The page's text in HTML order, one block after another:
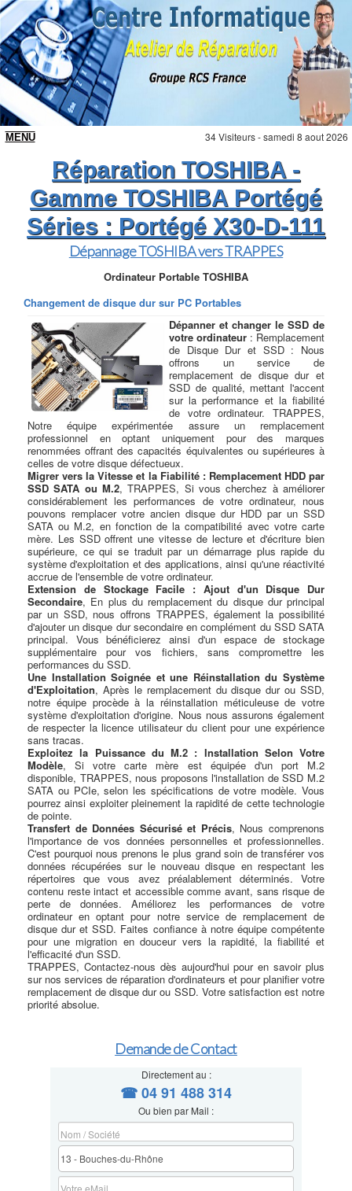
34 Visiteurs - samedi 8 aout 2026
Réparation TOSHIBA -
Gamme TOSHIBA Portégé
Séries : Portégé X30-D-111
Dépannage TOSHIBA vers TRAPPES
Ordinateur Portable TOSHIBA
Changement de disque dur sur PC Portables
Dépanner et changer le SSD de
votre ordinateur : Remplacement
de Disque Dur et SSD : Nous
offrons un service de
remplacement de disque dur et
SSD de qualité, mettant l'accent
sur la performance et la fiabilité
de votre ordinateur. TRAPPES,
Notre équipe expérimentée assure un remplacement
professionnel en optant uniquement pour des marques
renommées offrant des capacités équivalentes ou supérieures à
celles de votre disque défectueux.
Migrer vers la Vitesse et la Fiabilité : Remplacement HDD par
SSD SATA ou M.2, TRAPPES, Si vous cherchez à améliorer
considérablement les performances de votre ordinateur, nous
pouvons remplacer votre ancien disque dur HDD par un SSD
SATA ou M.2, en fonction de la compatibilité avec votre carte
mère. Les SSD offrent une vitesse de lecture et d'écriture bien
supérieure, ce qui se traduit par un démarrage plus rapide du
système d'exploitation et des applications, ainsi qu'une réactivité
accrue de l'ensemble de votre ordinateur.
Extension de Stockage Facile : Ajout d'un Disque Dur
Secondaire, En plus du remplacement du disque dur principal
par un SSD, nous offrons TRAPPES, également la possibilité
d'ajouter un disque dur secondaire en complément du SSD SATA
principal. Vous bénéficierez ainsi d'un espace de stockage
supplémentaire pour vos fichiers, sans compromettre les
performances du SSD.
Une Installation Soignée et une Réinstallation du Système
d'Exploitation, Après le remplacement du disque dur ou SSD,
notre équipe procède à la réinstallation méticuleuse de votre
système d'exploitation d'origine. Nous nous assurons également
de respecter la licence utilisateur du client pour une expérience
sans tracas.
Exploitez la Puissance du M.2 : Installation Selon Votre
Modèle, Si votre carte mère est équipée d'un port M.2
disponible, TRAPPES, nous proposons l'installation de SSD M.2
SATA ou PCIe, selon les spécifications de votre modèle. Vous
pourrez ainsi exploiter pleinement la rapidité de cette technologie
de pointe.
Transfert de Données Sécurisé et Précis, Nous comprenons
l'importance de vos données personnelles et professionnelles.
C'est pourquoi nous prenons le plus grand soin de transférer vos
données récupérées sur le nouveau disque en respectant les
répertoires que vous avez préalablement déterminés. Votre
contenu reste intact et accessible comme avant, sans risque de
perte de données. Améliorez les performances de votre
ordinateur en optant pour notre service de remplacement de
disque dur et SSD. Faites confiance à notre équipe compétente
pour une migration en douceur vers la rapidité, la fiabilité et
l'efficacité d'un SSD.
TRAPPES, Contactez-nous dès aujourd'hui pour en savoir plus
sur nos services de réparation d'ordinateurs et pour planifier votre
remplacement de disque dur ou SSD. Votre satisfaction est notre
priorité absolue.
Demande de Contact
Directement au :
☎ 04 91 488 314
Ou bien par Mail :